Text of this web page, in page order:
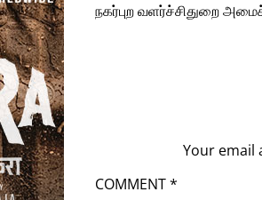
நகர்புற வளர்ச்சிதுறை
Your email
COMMENT*